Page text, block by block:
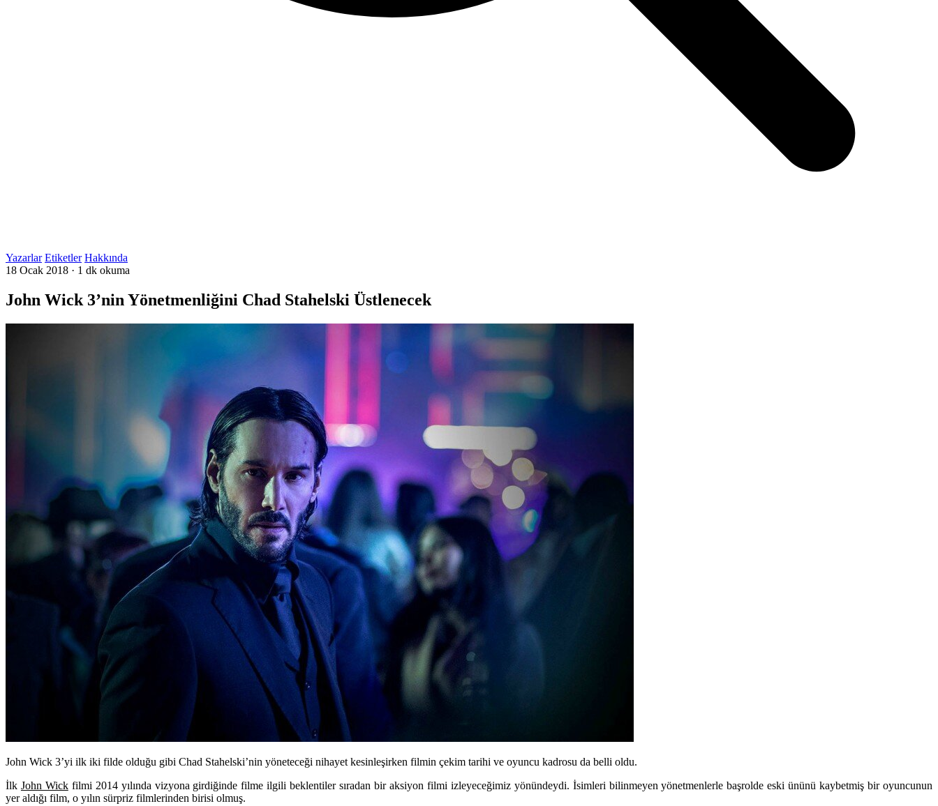
Yazarlar Etiketler Hakkında
18 Ocak 2018 · 1 dk okuma
John Wick 3’nin Yönetmenliğini Chad Stahelski Üstlenecek
John Wick 3’yi ilk iki filde olduğu gibi Chad Stahelski’nin yöneteceği nihayet kesinleşirken filmin çekim tarihi ve oyuncu kadrosu da belli oldu.
İlk John Wickfilmi 2014 yılında vizyona girdiğinde filme ilgili beklentiler sıradan bir aksiyon filmi izleyeceğimiz yönündeydi. İsimleri bilinmeyen yönetmenlerle başrolde eski ününü kaybetmiş bir oyuncunun
yer aldığı film, o yılın sürpriz filmlerinden birisi olmuş.